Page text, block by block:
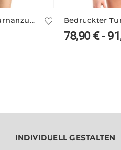
Glitzernder blauer Turnanzug ohne Arm – PEGGY/1
78,90€-
INDIVIDUELL GESTALTEN